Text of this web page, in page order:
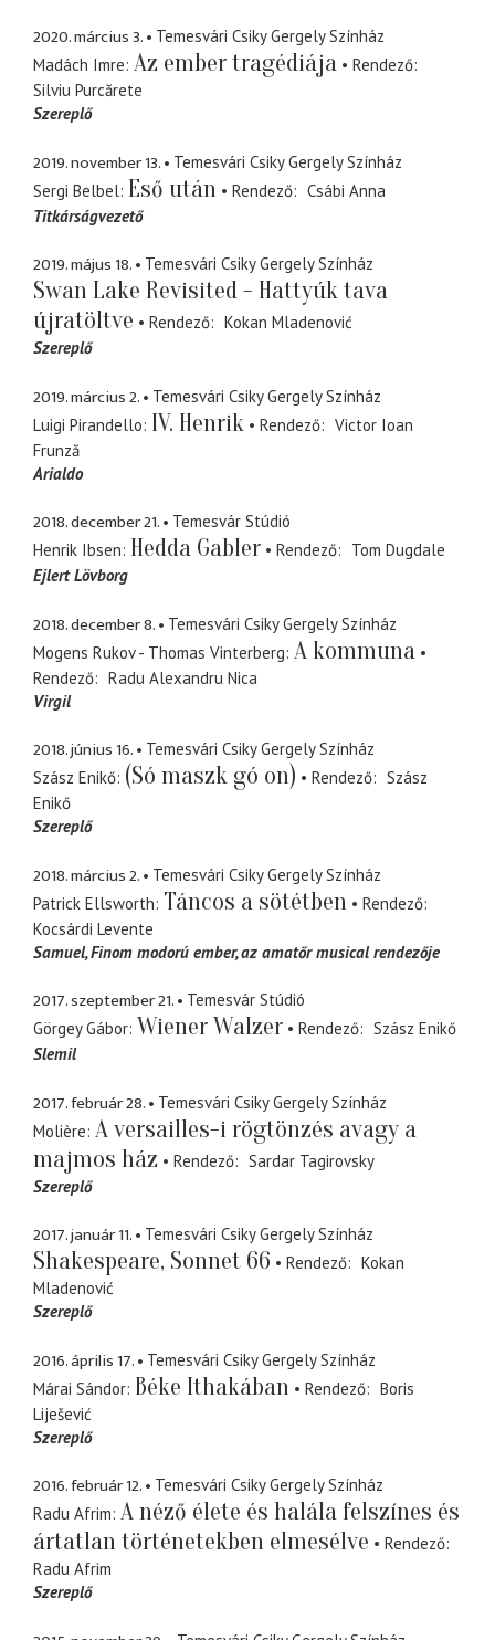
2020. március 3.
Temesvári Csiky Gergely Színház
Madách Imre Az ember tragédiája
Rendező
Silviu Purcărete
Szereplő
2019. november 13.
Temesvári Csiky Gergely Színház
Sergi Belbel Eső után Rendező
Csábi Anna
Titkárságvezető
2019. május 18. Temesvári Csiky Gergely Színház
Swan Lake Revisited - Hattyúk tava
újratöltve
Rendező
Kokan Mladenović
Szereplő
2019. március 2.
Temesvári Csiky Gergely Színház
Luigi Pirandello IV. Henrik Rendező
Victor Ioan
Frunză
Arialdo
2018. december 21.
Temesvár Stúdió
Henrik Ibsen Hedda Gabler Rendező
Tom Dugdale
Ejlert Lövborg
2018. december 8.
Temesvári Csiky Gergely Színház
Mogens Rukov - Thomas Vinterberg A kommuna
Rendező
Radu Alexandru Nica
Virgil
2018. június 16.
Temesvári Csiky Gergely Színház
Szász Enikő (Só maszk gó on) Rendező
Szász
Enikő
Szereplő
2018. március 2.
Temesvári Csiky Gergely Színház
Patrick Ellsworth Táncos a sötétben
Rendező
Kocsárdi Levente
Samuel Finom modorú ember, az amatőr musical rendezője
2017. szeptember 21.
Temesvár Stúdió
Görgey Gábor Wiener Walzer Rendező
Szász Enikő
Slemil
2017. február 28.
Temesvári Csiky Gergely Színház
Molière A versailles-i rögtönzés avagy a
majmos ház
Rendező
Sardar Tagirovsky
Szereplő
2017. január 11. Temesvári Csiky Gergely Színház
Shakespeare, Sonnet 66 Rendező
Kokan
Mladenović
Szereplő
2016. április 17.
Temesvári Csiky Gergely Színház
Márai Sándor Béke Ithakában Rendező
Boris
Liješević
Szereplő
2016. február 12.
Temesvári Csiky Gergely Színház
Radu Afrim A néző élete és halála felszínes és
ártatlan történetekben elmesélve
Rendező
Radu Afrim
Szereplő